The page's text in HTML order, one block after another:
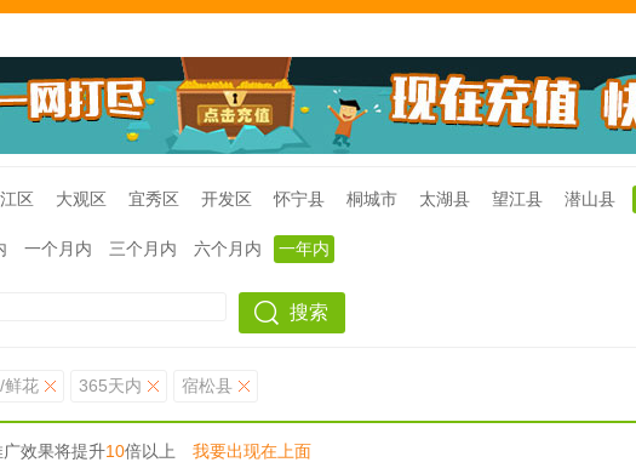
区 大观区 宜秀区 开发区 怀宁县 桐城市 太湖县 望江县 潜山县
一个月内 三个月内 六个月内 一年内
搜索
鲜花 365天内 宿松县
效果将提升10倍以上 我要出现在上面